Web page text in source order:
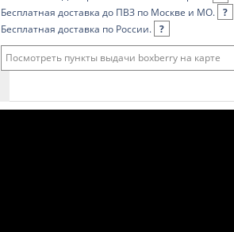
Бесплатная доставка до ПВЗ по Москве и МО. ?
Бесплатная доставка по России. ?
Посмотреть пункты выдачи boxberry на карте